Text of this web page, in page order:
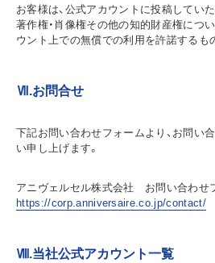
お客様は、公式アカウントに投稿してい
著作権・肖像権その他の知的財産権につ
ウント上での無償での利用を許諾するも
Ⅶ.お問合せ
下記お問い合わせフォームより、お問い
い申し上げます。
アニヴェルセル株式会社 お問い合わせ
https://corp.anniversaire.co.jp/contact/
Ⅷ.当社公式アカウント一覧